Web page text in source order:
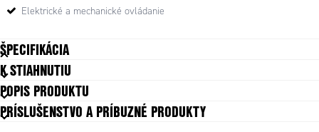
Elektrické a mechanické ovládanie
ŠPECIFIKÁCIA
Počet pólov
Typ aplikácie manuálne diaľkovo ovládaná
K STIAHNUTIU
POPIS PRODUKTU
PRÍSLUŠENSTVO A PRÍBUZNÉ PRODUKTY